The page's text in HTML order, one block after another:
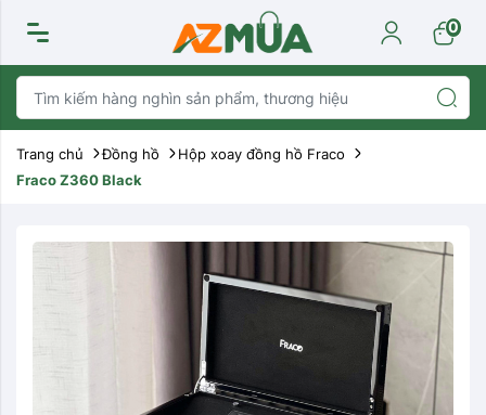
0
Trang chủ Đồng hồ
Hộp xoay đồng hồ Fraco
Fraco Z360 Black